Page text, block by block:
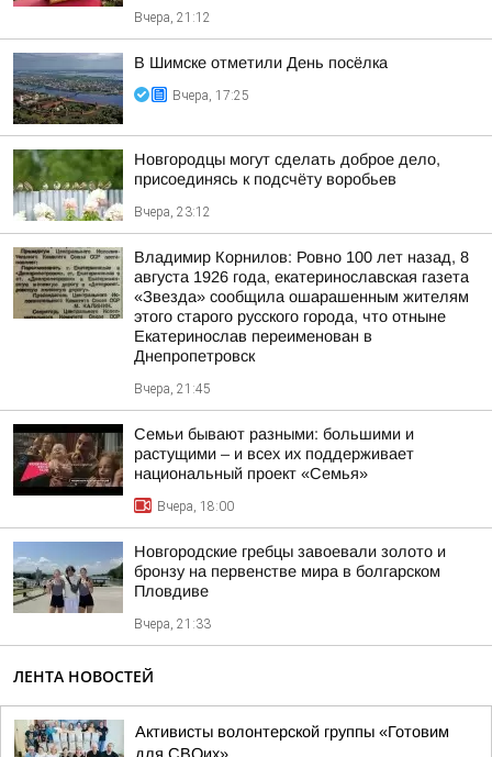
Вчера, 21:12
В Шимске отметили День посёлка
Вчера, 17:25
Новгородцы могут сделать доброе дело,
присоединясь к подсчёту воробьев
Вчера, 23:12
Владимир Корнилов: Ровно 100 лет назад, 8
августа 1926 года, екатеринославская газета
«Звезда» сообщила ошарашенным жителям
этого старого русского города, что отныне
Екатеринослав переименован в
Днепропетровск
Вчера, 21:45
Семьи бывают разными: большими и
растущими – и всех их поддерживает
национальный проект «Семья»
Вчера, 18:00
Новгородские гребцы завоевали золото и
бронзу на первенстве мира в болгарском
Пловдиве
Вчера, 21:33
ЛЕНТА НОВОСТЕЙ
Активисты волонтерской группы «Готовим